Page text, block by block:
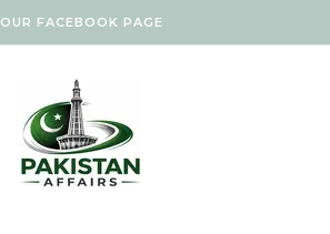
OUR FACEBOOK PAGE